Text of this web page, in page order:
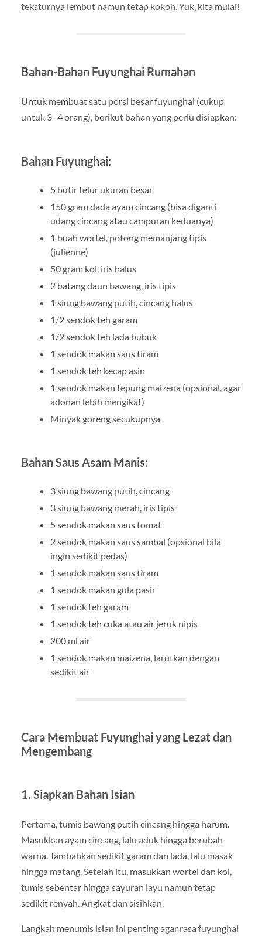
teksturnya lembut namun tetap kokoh. Yuk, kita mulai!
Bahan-Bahan Fuyunghai Rumahan
Untuk membuat satu porsi besar fuyunghai (cukup
untuk 3–4 orang), berikut bahan yang perlu disiapkan:
Bahan Fuyunghai:
5 butir telur ukuran besar
150 gram dada ayam cincang (bisa diganti
udang cincang atau campuran keduanya)
1 buah wortel, potong memanjang tipis
(julienne)
50 gram kol, iris halus
2 batang daun bawang, iris tipis
1 siung bawang putih, cincang halus
1/2 sendok teh garam
1/2 sendok teh lada bubuk
1 sendok makan saus tiram
1 sendok teh kecap asin
1 sendok makan tepung maizena (opsional, agar
adonan lebih mengikat)
Minyak goreng secukupnya
Bahan Saus Asam Manis:
3 siung bawang putih, cincang
3 siung bawang merah, iris tipis
5 sendok makan saus tomat
2 sendok makan saus sambal (opsional bila
ingin sedikit pedas)
1 sendok makan saus tiram
1 sendok makan gula pasir
1 sendok teh garam
1 sendok teh cuka atau air jeruk nipis
200 ml air
1 sendok makan maizena, larutkan dengan
sedikit air
Cara Membuat Fuyunghai yang Lezat dan
Mengembang
1. Siapkan Bahan Isian
Pertama, tumis bawang putih cincang hingga harum.
Masukkan ayam cincang, lalu aduk hingga berubah
warna. Tambahkan sedikit garam dan lada, lalu masak
hingga matang. Setelah itu, masukkan wortel dan kol,
tumis sebentar hingga sayuran layu namun tetap
sedikit renyah. Angkat dan sisihkan.
Langkah menumis isian ini penting agar rasa fuyunghai